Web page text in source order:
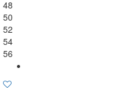
48
50
52
54
56